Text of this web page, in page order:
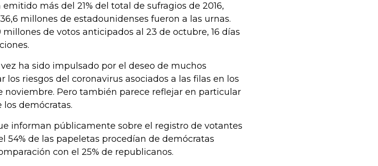
más del 21% del total de sufragios de 2016,
millones de estadounidenses fueron a las urnas.
millones de votos anticipados al 23 de octubre, 16 días
ha sido impulsado por el deseo de muchos
los riesgos del coronavirus asociados a las filas en los
noviembre. Pero también parece reflejar en particular
demócratas.
informan públicamente sobre el registro de votantes
54% de las papeletas procedían de demócratas
con el 25% de republicanos.